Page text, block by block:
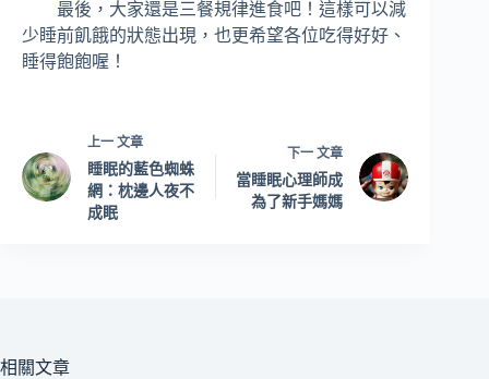
最後，大家還是三餐規律進食吧！這樣可以減
少睡前飢餓的狀態出現，也更希望各位吃得好好、
睡得飽飽喔！
上一 文章
睡眠的藍色蜘蛛
網：枕邊人夜不
成眠
下一文章
當睡眠心理師成
為了新手媽媽
相關文章